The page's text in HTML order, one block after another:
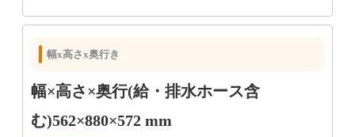
幅x高さx奥行き
幅×高さ×奥行(給・排水ホース含
む)562×880×572 mm